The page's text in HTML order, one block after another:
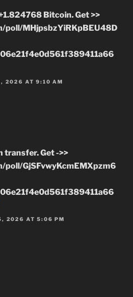
Bitcoin. Get >>
poll/MHjpsbzYiRKpBEU48D
2026 AT 9:10 AM
transfer. Get ->>
poll/GjSFvwyKcmEMXpzm6
2026 AT 5:06 PM